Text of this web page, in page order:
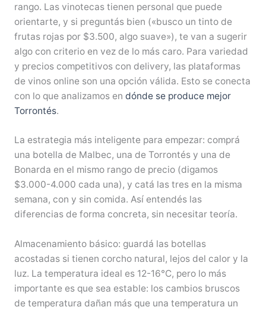
rango. Las vinotecas tienen personal que puede
orientarte, y si preguntás bien («busco un tinto de
frutas rojas por $3.500, algo suave»), te van a sugerir
algo con criterio en vez de lo más caro. Para variedad
y precios competitivos con delivery, las plataformas
de vinos online son una opción válida. Esto se conecta
con lo que analizamos en dónde se produce mejor
Torrontés.
La estrategia más inteligente para empezar: comprá
una botella de Malbec, una de Torrontés y una de
Bonarda en el mismo rango de precio (digamos
$3.000-4.000 cada una), y catá las tres en la misma
semana, con y sin comida. Así entendés las
diferencias de forma concreta, sin necesitar teoría.
Almacenamiento básico: guardá las botellas
acostadas si tienen corcho natural, lejos del calor y la
luz. La temperatura ideal es 12-16°C, pero lo más
importante es que sea estable: los cambios bruscos
de temperatura dañan más que una temperatura un